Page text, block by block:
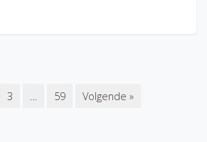
3 … 59 Volgende »